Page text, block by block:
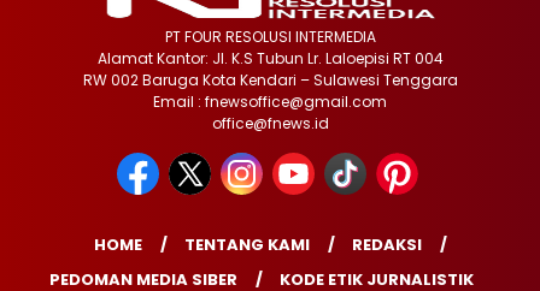
PT FOUR RESOLUSI INTERMEDIA
Alamat Kantor: Jl. K.S Tubun Lr. Laloepisi RT 004
RW 002 Baruga Kota Kendari – Sulawesi Tenggara
Email : fnewsoffice@gmail.com
office@fnews.id
HOME TENTANG KAMI
REDAKSI
PEDOMAN MEDIA SIBER
KODE ETIK JURNALISTIK